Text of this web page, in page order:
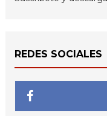
REDES SOCIALES